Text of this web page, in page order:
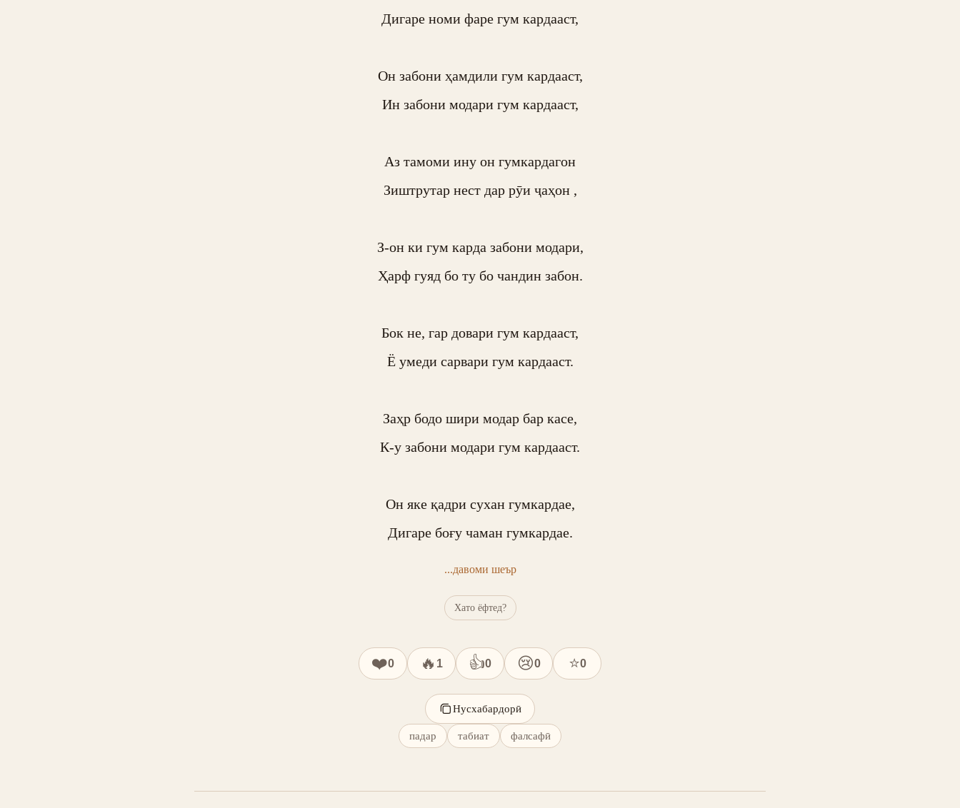
Дигаре номи фаре гум кардааст,
Он забони ҳамдили гум кардааст,
Ин забони модари гум кардааст,
Аз тамоми ину он гумкардагон
Зиштрутар нест дар рӯи ҷаҳон ,
З-он ки гум карда забони модари,
Ҳарф гуяд бо ту бо чандин забон.
Бок не, гар довари гум кардааст,
Ё умеди сарвари гум кардааст.
Заҳр бодо шири модар бар касе,
К-у забони модари гум кардааст.
Он яке қадри сухан гумкардае,
Дигаре боғу чаман гумкардае.
...давоми шеър
Хато ёфтед?
❤️0 🔥 1 👍0 😢0 ⭐0
Нусхабардорӣ
падар табиат фалсафӣ